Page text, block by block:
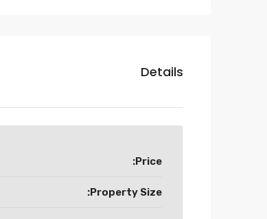
Details
Price:
Property Size: